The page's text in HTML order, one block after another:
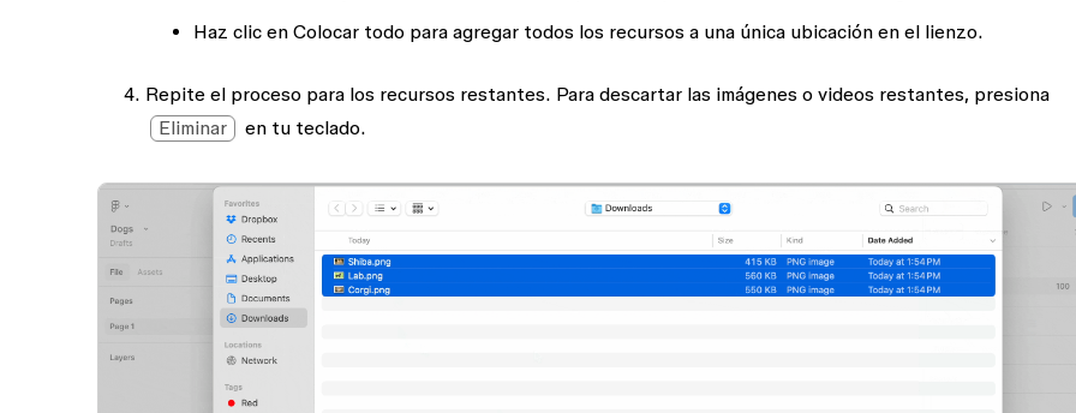
Haz clic en Colocar todo para agregar todos los recursos a una única ubicación en el lienzo.
Repite el proceso para los recursos restantes. Para descartar las imágenes o videos restantes, presiona
Eliminar
en tu teclado.